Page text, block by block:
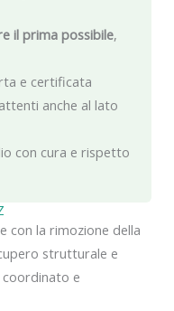
con la rimozione della
strutturale e
e
il prima possibile,
e certificata
anche al lato
con cura e rispetto